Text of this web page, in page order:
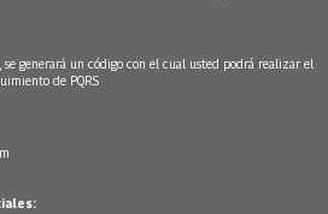
generará un código con el cual usted podrá realizar el
de PQRS